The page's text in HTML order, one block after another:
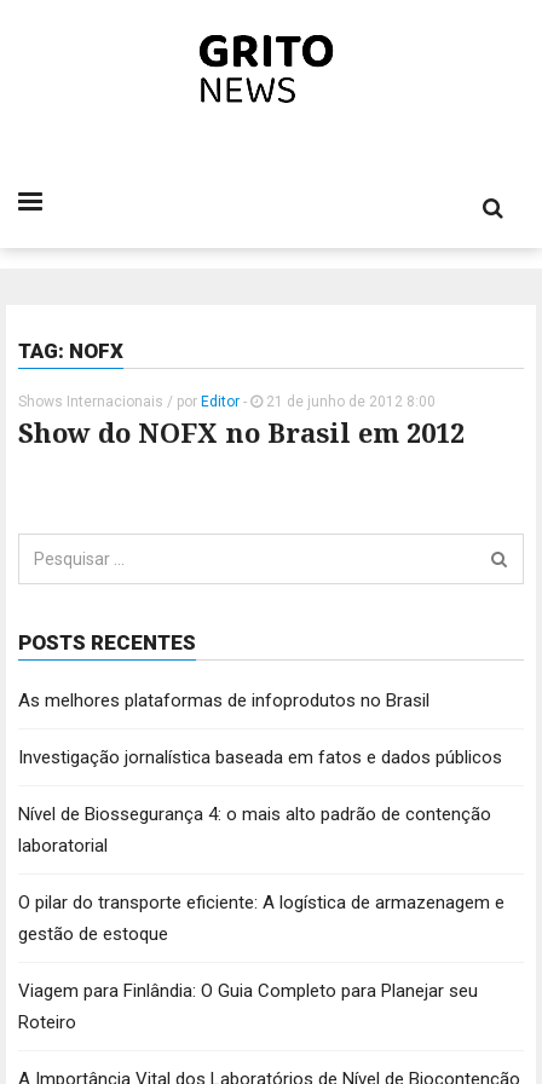
TAG: NOFX
Shows Internacionais / por Editor - 21 de junho de 2012 8:00
Show do NOFX no Brasil em 2012
Pesquisar
por:
POSTS RECENTES
As melhores plataformas de infoprodutos no Brasil
Investigação jornalística baseada em fatos e dados públicos
Nível de Biossegurança 4: o mais alto padrão de contenção
laboratorial
O pilar do transporte eficiente: A logística de armazenagem e
gestão de estoque
Viagem para Finlândia: O Guia Completo para Planejar seu
Roteiro
A Importância Vital dos Laboratórios de Nível de Biocontenção